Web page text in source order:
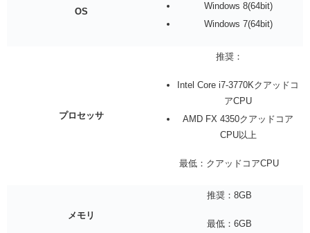
OS
Windows 8(64bit)
Windows 7(64bit)
プロセッサ
推奨：
Intel Core i7-3770Kクアッドコ
アCPU
AMD FX 4350クアッドコア
CPU以上
最低：クアッドコアCPU
メモリ
推奨：8GB
最低：6GB